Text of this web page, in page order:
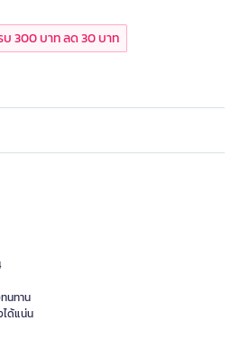
300 บาท ลด 30 บาท
นทาน​
ได้แน่น